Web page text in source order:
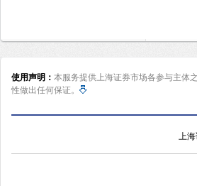
使用声明： 本服务提供上海证券市场各参与主体
性做出任何保证。
上